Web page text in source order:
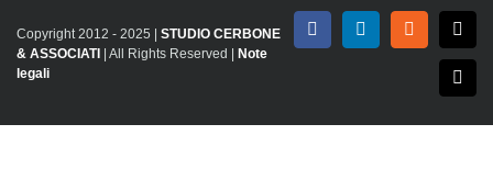
Copyright 2012 - 2025 | STUDIO CERBONE
& ASSOCIATI
| All Rights Reserved |
Note
legali
FacebookLinkedInRss X